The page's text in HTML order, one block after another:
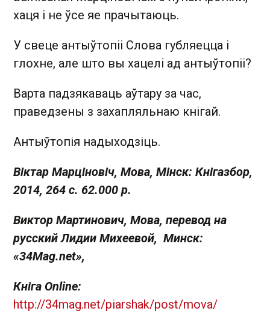
хаця і не ўсе яе прачытаюць.
У свеце антыўтопіі Слова губляецца і
глохне, але што вы хацелі ад антыўтопіі?
Варта падзякаваць аўтару за час,
праведзены з захапляльнаю кнігай.
Антыўтопія надыходзіць.
Віктар Марціновіч, Мова, Мінск: Кнігазбор,
2014, 264 с. 62.000 р.
Виктор Мартинович, Мова, перевод на
русский Лидии Михеевой, Минск:
«34Mag.net»,
Кніга Online:
http://34mag.net/piarshak/post/mova/